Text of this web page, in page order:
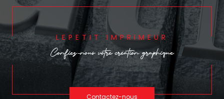
LEPETIT IMPRIMEUR
Confiez-nous votrecréation graphique
Contactez-nous